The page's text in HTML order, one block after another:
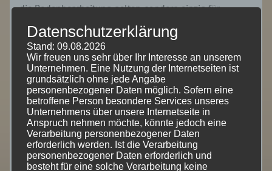
die Bodenbearbeitung gelten, sondern einzig für
bestimmte emissionsrelevante Anlagen); sie sind im
neuen Landwirtschaftsgesetz (oder über entsprechende
Ermächtigungen in dazugehörigen Verordnungen)
möglichst konkret auszugestalten. Die Überwachung
dieser Vorgaben durch die Landwirtschaftsbehörden ist
sicherzustellen.Bei diesen Anforderungen an die
landwirtschaftliche Bodennutzung sind klare,
nachprüfbare Ober- und Untergrenzen festzulegen.
bezieht sich nicht nur auf die Verwendung von Gülle,
anderen Düngemitteln oder Pflanzenschutzmitteln,
Datenschutzerklärung
Stand: 09.08.2026
Wir freuen uns sehr über Ihr Interesse an unserem
Unternehmen. Eine Nutzung der Internetseiten ist
grundsätzlich ohne jede Angabe
personenbezogener Daten möglich. Sofern eine
betroffene Person besondere Services unseres
Unternehmens über unsere Internetseite in
Anspruch nehmen möchte, könnte jedoch eine
Verarbeitung personenbezogener Daten
erforderlich werden. Ist die Verarbeitung
personenbezogener Daten erforderlich und
besteht für eine solche Verarbeitung keine